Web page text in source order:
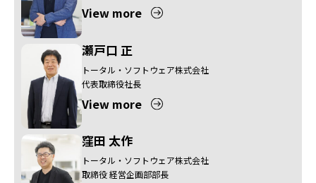
View more
瀬戸口 正
トータル・ソフトウェア株式会社
代表取締役社長
View more
窪田 太作
トータル・ソフトウェア株式会社
取締役 経営企画部部長